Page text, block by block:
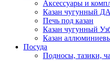
Аксессуары и
Казан чугунный
Печь под казан
Казан чугунный
Казан
Посуда
Подносы, тазики,